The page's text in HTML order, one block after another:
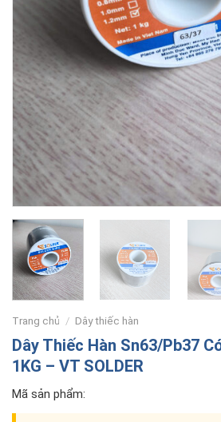
Trang chủ / Dây thiếc hàn
Dây Thiếc Hàn Sn63/Pb37
1KG – VT SOLDER
Mã sản phẩm: